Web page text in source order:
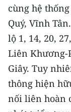
ESPAÑOL
한국어
cùng hệ
Quý, Vĩnh
lộ 1, 14, 20,
Liên Khương-
Giây. Tuy
thông hiện
nối liên hoàn